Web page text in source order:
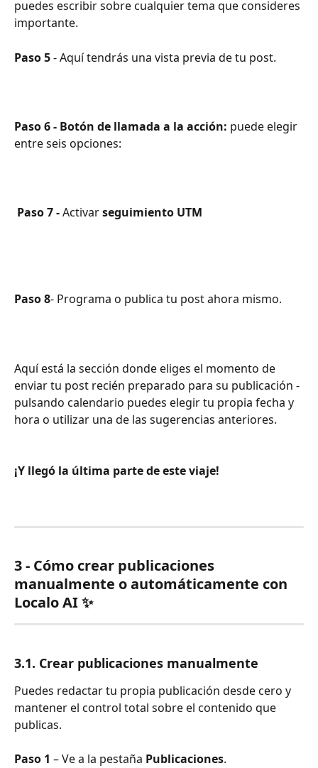
puedes escribir sobre cualquier tema que consideres
importante.
Paso 5 - Aquí tendrás una vista previa de tu post.
Paso 6 - Botón de llamada a la acción: puede elegir
entre seis opciones:
Paso 7 - Activar seguimiento UTM
Paso 8- Programa o publica tu post ahora mismo.
Aquí está la sección donde eliges el momento de
enviar tu post recién preparado para su publicación -
pulsando calendario puedes elegir tu propia fecha y
hora o utilizar una de las sugerencias anteriores.
¡Y llegó la última parte de este viaje!
3 - Cómo crear publicaciones
manualmente o automáticamente con
Localo AI ✨
3.1. Crear publicaciones manualmente
Puedes redactar tu propia publicación desde cero y
mantener el control total sobre el contenido que
publicas.
Paso 1 – Ve a la pestaña Publicaciones.